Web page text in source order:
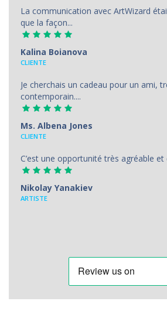
La communication avec ArtWizard
que la façon...
Kalina Boianova
CLIENTE
Je cherchais un cadeau pour un ami,
contemporain....
Ms. Albena Jones
CLIENTE
C’est une opportunité très agréable et
Nikolay Yanakiev
ARTISTE